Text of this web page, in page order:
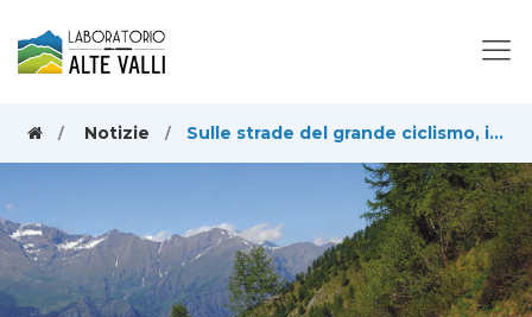
Notizie Sulle strade del grande ciclismo, in Piemonte e nelle nostre valli